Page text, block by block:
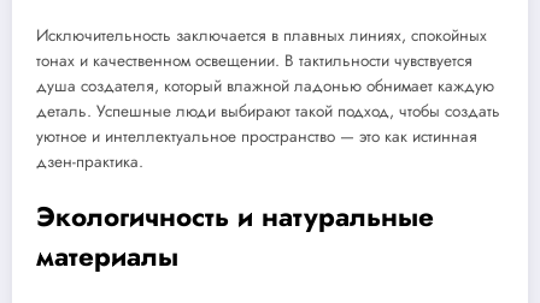
Исключительность заключается в плавных линиях, спокойных
тонах и качественном освещении. В тактильности чувствуется
душа создателя, который влажной ладонью обнимает каждую
деталь. Успешные люди выбирают такой подход, чтобы создать
уютное и интеллектуальное пространство — это как истинная
дзен-практика.
Экологичность и натуральные
материалы